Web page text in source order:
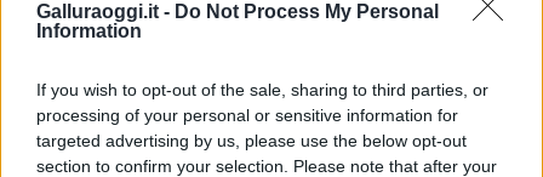
Galluraoggi.it - Do Not Process My Personal
Information
If you wish to opt-out of the sale, sharing to third parties, or
processing of your personal or sensitive information for
targeted advertising by us, please use the below opt-out
section to confirm your selection. Please note that after your
Notizie in tempo reale?
Entra nel canale telegram di
GalluraOggi.it